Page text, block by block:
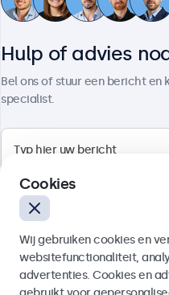
4.8/5
Nederlands
Hulp of advies
Bel ons of stuur een bericht
specialist.
Cookies
Wij gebruiken cookies en
websitefunctionaliteit,
advertenties. Cookies en